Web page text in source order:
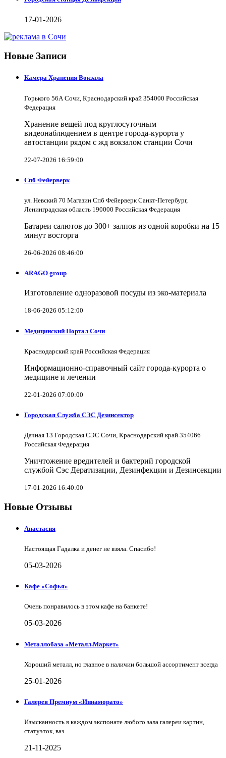
17-01-2026
Новые Записи
Камера Хранения Вокзала
Горького 56А Сочи, Краснодарский край 354000 Российская
Федерация
Хранение вещей под круглосуточным
видеонаблюдением в центре города-курорта у
автостанции рядом с жд вокзалом станции Сочи
22-07-2026 16:59:00
Спб Фейерверк
ул. Невский 70 Магазин Спб Фейерверк Санкт-Петербург,
Ленинградская область 190000 Российская Федерация
Батареи салютов до 300+ залпов из одной коробки на 15
минут восторга
26-06-2026 08:46:00
ARAGO group
Изготовление одноразовой посуды из эко-материала
18-06-2026 05:12:00
Медицинский Портал Сочи
Краснодарский край Российская Федерация
Информационно-справочный сайт города-курорта о
медицине и лечении
22-01-2026 07:00:00
Городская Служба СЭС Дезинсектор
Дачная 13 Городская СЭС Сочи, Краснодарский край 354066
Российская Федерация
Уничтожение вредителей и бактерий городской
службой Сэс Дератизации, Дезинфекции и Дезинсекции
17-01-2026 16:40:00
Новые Отзывы
Анастасия
Настоящая Гадалка и денег не взяла. Спасибо!
05-03-2026
Кафе «Софья»
Очень понравилось в этом кафе на банкете!
05-03-2026
Металлобаза «Металл.Маркет»
Хороший металл, но главное в наличии большой ассортимент всегда
25-01-2026
Галерея Премиум «Иннаморато»
Изысканность в каждом экспонате любого зала галереи картин,
статуэток, ваз
21-11-2025